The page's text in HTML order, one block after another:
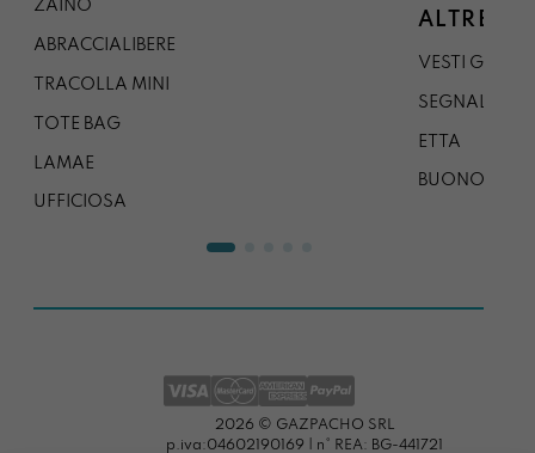
ZAINO
ABRACCIALIBERE
TRACOLLA MINI
TOTE BAG
LAMAE
UFFICIOSA
ALTRE
VESTI
SEGNALIBRO
ETTA
BUONO
2026 © GAZPACHO SRL
p.iva:04602190169 | n° REA: BG-441721